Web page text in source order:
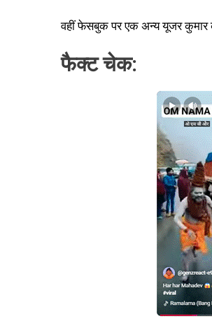
वहीं फेसबुक पर एक अन्य यूजर कुमार
फैक्ट चेक: